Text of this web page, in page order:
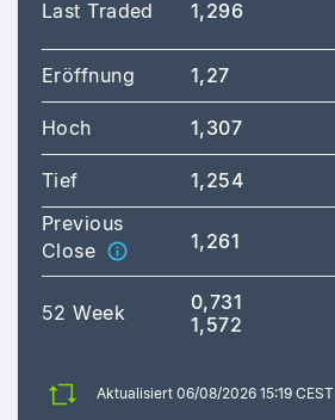
Last Traded 1,296
Eröffnung 1,27
Hoch 1,307
Tief 1,254
Previous
Close
1,261
52 Week
0,731
1,572
Aktualisiert 06/08/2026 15:19 CEST